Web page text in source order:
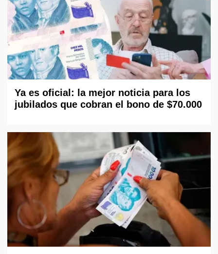
Ya es oficial: la mejor noticia para los
jubilados que cobran el bono de $70.000